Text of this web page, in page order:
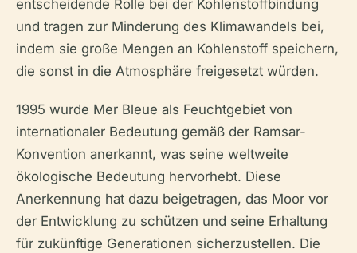
entscheidende Rolle bei der Kohlenstoffbindung
und tragen zur Minderung des Klimawandels bei,
indem sie große Mengen an Kohlenstoff speichern,
die sonst in die Atmosphäre freigesetzt würden.
1995 wurde Mer Bleue als Feuchtgebiet von
internationaler Bedeutung gemäß der Ramsar-
Konvention anerkannt, was seine weltweite
ökologische Bedeutung hervorhebt. Diese
Anerkennung hat dazu beigetragen, das Moor vor
der Entwicklung zu schützen und seine Erhaltung
für zukünftige Generationen sicherzustellen. Die